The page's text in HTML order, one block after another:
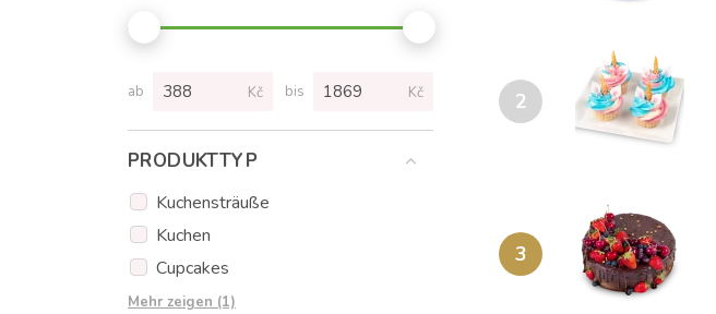
ab Kč bis Kč
PRODUKTTYP
Kuchensträuße
Kuchen
Cupcakes
Kuchen-Eis am Stiel
Mehr zeigen (1)
2
3